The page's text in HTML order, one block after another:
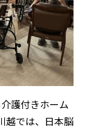
護付きホーム
越では、日本脳